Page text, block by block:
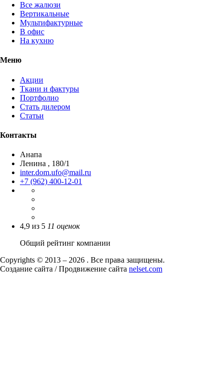
Все жалюзи
Вертикальные
Мультифактурные
В офис
На кухню
Меню
Акции
Ткани и фактуры
Портфолио
Стать дилером
Статьи
Контакты
Анапа
Ленина , 180/1
inter.dom.ufo@mail.ru
+7 (962) 400-12-01
4,9 из 5 11 оценок
Общий рейтинг компании
Copyrights © 2013 – 2026 . Все права защищены.
Создание сайта / Продвижение сайта nelset.com